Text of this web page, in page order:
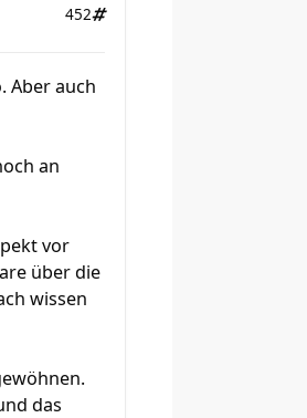
452
Aber auch
an
vor
über die
wissen
das